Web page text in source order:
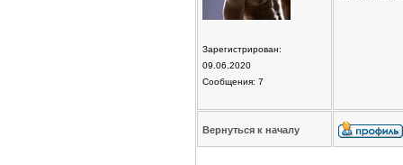
Зарегистрирован:
09.06.2020
Сообщения: 7
Вернуться к началу